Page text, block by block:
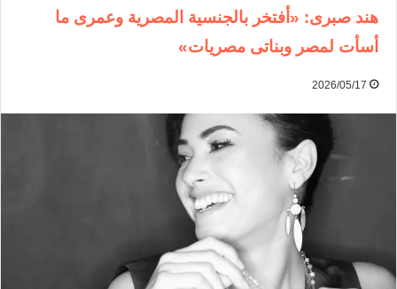
هند صبرى: «أفتخر بالجنسية المصرية وعمرى ما
أسأت لمصر وبناتى مصريات»
2026/05/17